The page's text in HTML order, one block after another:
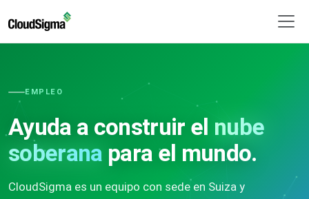
EMPLEO
Ayuda a construir el nube
soberana para el mundo.
CloudSigma es un equipo con sede en Suiza y